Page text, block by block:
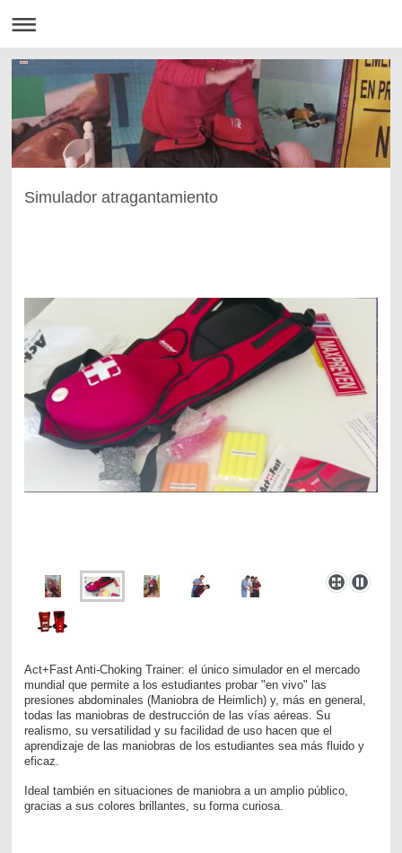
Simulador atragantamiento
Act+Fast Anti-Choking Trainer: el único simulador en el mercado
mundial que permite a los estudiantes probar "en vivo" las
presiones abdominales (Maniobra de Heimlich) y, más en general,
todas las maniobras de destrucción de las vías aéreas. Su
realismo, su versatilidad y su facilidad de uso hacen que el
aprendizaje de las maniobras de los estudiantes sea más fluido y
eficaz.
Ideal también en situaciones de maniobra a un amplio público,
gracias a sus colores brillantes, su forma curiosa.